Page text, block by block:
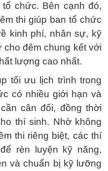
chức. Bên cạnh đó,
thi giúp ban tổ chức
kinh phí, nhân sự, kỹ
cho đêm chung kết với
lượng cao nhất.
tối ưu lịch trình trong
có nhiều giới hạn và
cân đối, đồng thời
thí sinh. Nhờ không
thi riêng biệt, các thí
rèn luyện kỹ năng,
và chuẩn bị kỹ lưỡng